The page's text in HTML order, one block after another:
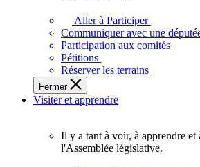
plein
potentiel,
l'Assemblée
a
besoin
de
Aller à Participer
Communiquer avec une
Participation aux comités
Pétitions
Réserver les terrains
Fermer
Visiter et apprendre
Il y a tant à voir, à apprendre et
l'Assemblée législative.